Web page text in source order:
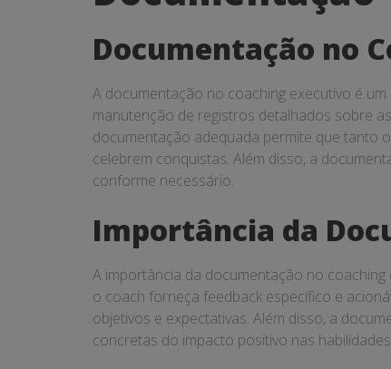
Documentação no
A documentação no coaching executivo é
manutenção de registros detalhados sobre
documentação adequada permite que tanto
celebrem conquistas. Além disso, a
conforme necessário.
Importância da
A importância da documentação no
o coach forneça feedback específico e
objetivos e expectativas. Além disso, a
concretas do impacto positivo nas